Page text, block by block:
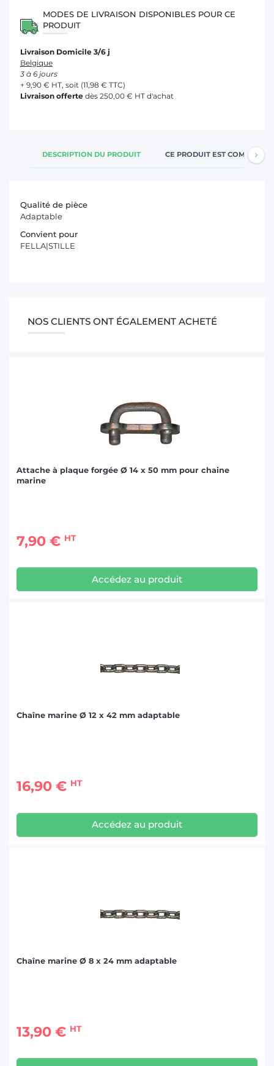
MODES DE LIVRAISON DISPONIBLES POUR CE
PRODUIT
Livraison Domicile 3/6 j
Belgique
3 à 6 jours
+ 9,90 € HT, soit (11,98 € TTC)
Livraison offerte dès 250,00 € HT d'achat
DESCRIPTION DU PRODUIT CE PRODUIT EST
Qualité de pièce
Adaptable
Convient pour
FELLA|STILLE
NOS CLIENTS ONT ÉGALEMENT ACHETÉ
Attache à plaque forgée Ø 14 x 50 mm pour chaine
marine
7,90 € HT
Accédez au produit
Chaîne marine Ø 12 x 42 mm adaptable
16,90 € HT
Accédez au produit
Chaîne marine Ø 8 x 24 mm adaptable
13,90 € HT